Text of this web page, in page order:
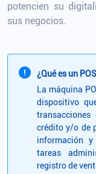
potencien su
sus negocios.
¿Qué es un
La máquina
dispositivo
crédito y/o de
información
tareas
registro de